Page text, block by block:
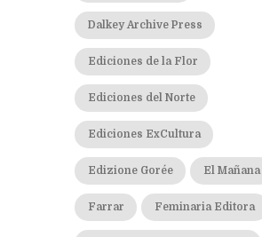
Dalkey Archive Press
Ediciones de la Flor
Ediciones del Norte
Ediciones ExCultura
Edizione Gorée El Mañana
Farrar Feminaria Editora